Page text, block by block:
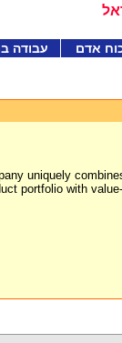
אדם עבודה
uniquely
portfolio with